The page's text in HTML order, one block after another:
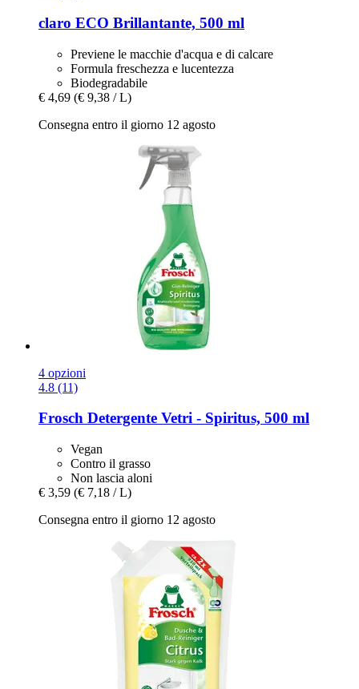
claro ECO Brillantante, 500 ml
Previene le macchie d'acqua e di calcare
Formula freschezza e lucentezza
Biodegradabile
€ 4,69 (€ 9,38 / L)
Consegna entro il giorno 12 agosto
4 opzioni
4.8 (11)
Frosch Detergente Vetri -​ Spiritus, 500 ml
Vegan
Contro il grasso
Non lascia aloni
€ 3,59 (€ 7,18 / L)
Consegna entro il giorno 12 agosto